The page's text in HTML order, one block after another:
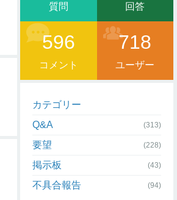
質問 回答
596
コメント
718
ユーザー
カテゴリー
Q&A
(313)
要望 (228)
掲示板 (43)
不具合報告 (94)